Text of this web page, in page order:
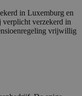
in Luxemburg en
verplicht verzekerd in
vrijwillig